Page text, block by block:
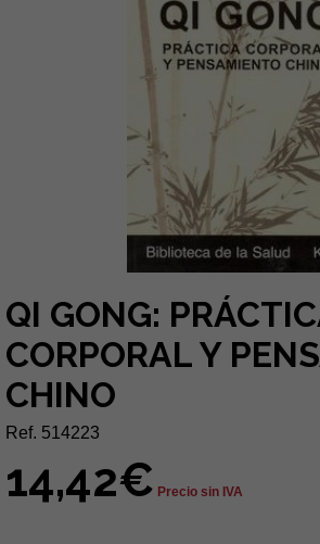
QI GONG:
CORPORAL Y
CHINO
Ref. 514223
14,42€ Precio sin IVA